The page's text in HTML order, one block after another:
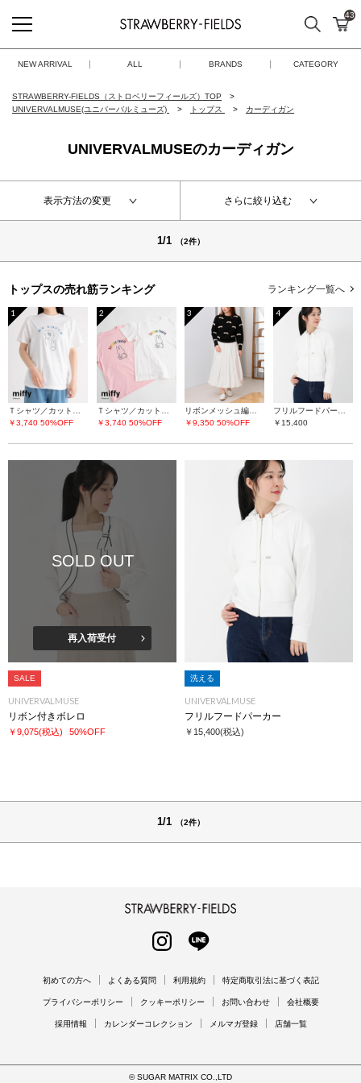
STRAWBERRY-FIELDS
検索 カ
43
NEW ARRIVAL ALL BRANDS CATEGORY
STRAWBERRY-FIELDS（ストロベリーフィールズ）TOP
UNIVERVALMUSE(ユニバーバルミューズ)
トップス カーディガン
UNIVERVALMUSEのカーディガン
表示方法の変更 さらに絞り込む
1/1 （2件）
トップスの売れ筋ランキング ランキング一覧へ
1
Ｔシャツ／カットソー
￥3,740 50%OFF
2
Ｔシャツ／カットソー
￥3,740 50%OFF
3
リボンメッシュ編ニット
￥9,350 50%OFF
4
フリルフードパーカー
￥15,400
SOLD OUT
再入荷受付
SALE
UNIVERVALMUSE
リボン付きボレロ
￥9,075(税込) 50%OFF
洗える
UNIVERVALMUSE
フリルフードパーカー
￥15,400(税込)
1/1 （2件）
INSTAGRAM
初めての方へ よくある質問 利用規約 特定商取引法に基づく表記
プライバシーポリシー クッキーポリシー お問い合わせ 会社概要
採用情報 カレンダーコレクション メルマガ登録 店舗一覧
© SUGAR MATRIX CO.,LTD